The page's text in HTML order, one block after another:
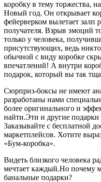
коробку в тему торжества,
Новый год. Он открывает
фейерверком вылетает залп
получателя. Взрыв эмоций
только у человека,
присутствующих, ведь
обычной с виду коробке
впечатлений! А внутри
подарок, который вы так
Сюрприз-боксы не имеют
разработаны нами
более оригинального и
найти.Эти и другие
Заказывайте с бесплатной
маркетплейсов. Хотите
«Бум-коробка».
Видеть близкого человека
мечтает каждый.Но почему
банальные подарки?